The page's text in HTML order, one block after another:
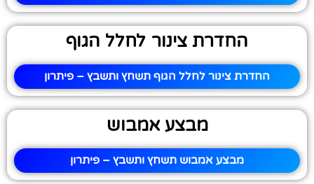
החדרת צינור לחלל הגוף
החדרת צינור לחלל הגוף תשחץ ותשבץ – פיתרון
מבצע אמבוש
מבצע אמבוש תשחץ ותשבץ – פיתרון